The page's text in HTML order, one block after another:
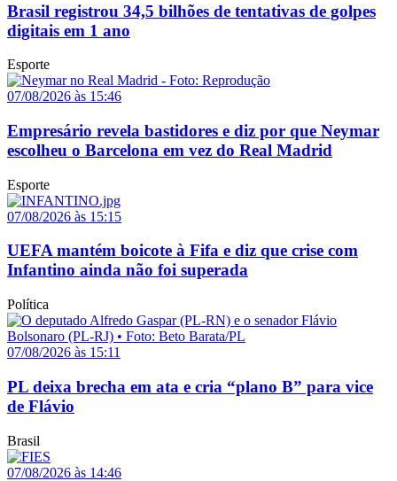
Brasil registrou 34,5 bilhões de tentativas de golpes
digitais em 1 ano
Esporte
07/08/2026 às 15:46
Empresário revela bastidores e diz por que Neymar
escolheu o Barcelona em vez do Real Madrid
Esporte
07/08/2026 às 15:15
UEFA mantém boicote à Fifa e diz que crise com
Infantino ainda não foi superada
Política
07/08/2026 às 15:11
PL deixa brecha em ata e cria “plano B” para vice
de Flávio
Brasil
07/08/2026 às 14:46